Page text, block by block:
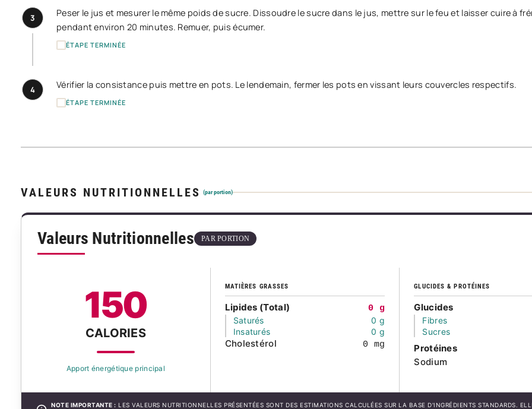
3
Peser le jus et mesurer le même poids de sucre. Dissoudre le sucre dans le jus, mettre sur le feu et laisser cuire à
pendant environ 20 minutes. Remuer, puis écumer.
ÉTAPE TERMINÉE
4 Vérifier la consistance puis mettre en pots. Le lendemain, fermer les pots en vissant leurs couvercles respectifs.
ÉTAPE TERMINÉE
VALEURS NUTRITIONNELLES (par portion)
Valeurs Nutritionnelles PAR PORTION
150
CALORIES
Apport énergétique principal
MATIÈRES GRASSES
Lipides (Total)
0 g
Saturés
0 g
Insaturés
0 g
Cholestérol 0 mg
GLUCIDES & PROTÉINES
Glucides
Fibres
Sucres
Protéines
Sodium
NOTE IMPORTANTE : LES VALEURS NUTRITIONNELLES PRÉSENTÉES SONT DES ESTIMATIONS CALCULÉES SUR LA BASE D'INGRÉDIENTS STANDARDS.